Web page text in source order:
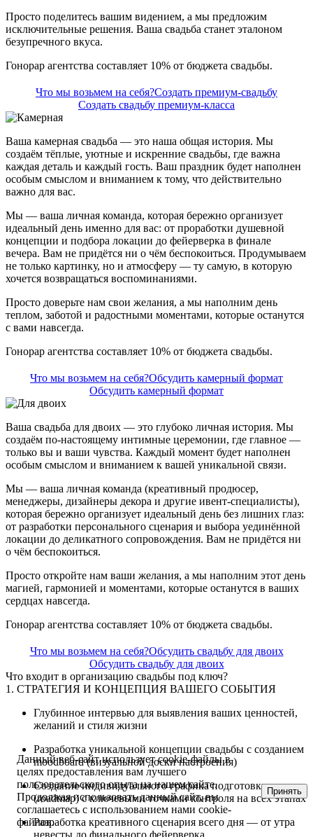
Просто поделитесь вашим видением, а мы предложим
исключительные решения. Ваша свадьба станет эталоном
безупречного вкуса.
Гонорар агентства составляет 10% от бюджета свадьбы.
Что мы возьмем на себя?Создать премиум-свадьбу
Создать свадьбу премиум-класса
Ваша камерная свадьба — это наша общая история. Мы
создаём тёплые, уютные и искренние свадьбы, где важна
каждая деталь и каждый гость. Ваш праздник будет наполнен
особым смыслом и вниманием к тому, что действительно
важно для вас.
Мы — ваша личная команда, которая бережно организует
идеальный день именно для вас: от проработки душевной
концепции и подбора локации до фейерверка в финале
вечера. Вам не придётся ни о чём беспокоиться. Продумываем
не только картинку, но и атмосферу — ту самую, в которую
хочется возвращаться воспоминаниями.
Просто доверьте нам свои желания, а мы наполним день
теплом, заботой и радостными моментами, которые останутся
с вами навсегда.
Гонорар агентства составляет 10% от бюджета свадьбы.
Что мы возьмем на себя?Обсудить камерный формат
Обсудить камерный формат
Ваша свадьба для двоих — это глубоко личная история. Мы
создаём по-настоящему интимные церемонии, где главное —
только вы и ваши чувства. Каждый момент будет наполнен
особым смыслом и вниманием к вашей уникальной связи.
Мы — ваша личная команда (креативный продюсер,
менеджеры, дизайнеры декора и другие ивент-специалисты),
которая бережно организует идеальный день без лишних глаз:
от разработки персонального сценария и выбора уединённой
локации до деликатного сопровождения. Вам не придётся ни
о чём беспокоиться.
Просто откройте нам ваши желания, а мы наполним этот день
магией, гармонией и моментами, которые останутся в ваших
сердцах навсегда.
Гонорар агентства составляет 10% от бюджета свадьбы.
Что мы возьмем на себя?Обсудить свадьбу для двоих
Обсудить свадьбу для двоих
Что входит в организацию свадьбы под ключ?
1. СТРАТЕГИЯ И КОНЦЕПЦИЯ ВАШЕГО СОБЫТИЯ
Глубинное интервью для выявления ваших ценностей,
желаний и стиля жизни
Разработка уникальной концепции свадьбы с созданием
moodboard (визуальной доски настроения)
Создание индивидуального графика подготовки
(roadmap) с ключевыми точками контроля на всех этапах
Разработка креативного сценария всего дня — от утра
Данный веб-сайт использует cookie-файлы в
целях предоставления вам лучшего
пользовательского опыта на нашем сайте.
Продолжая использовать данный сайт, вы
соглашаетесь с использованием нами cookie-
файлов.
Принять